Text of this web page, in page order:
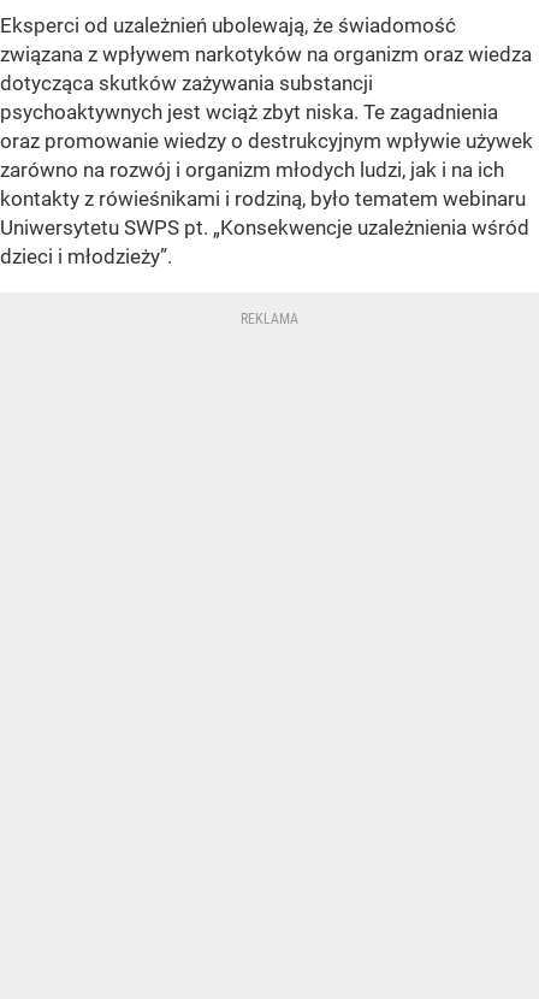
Eksperci od uzależnień ubolewają, że świadomość
związana z wpływem narkotyków na organizm oraz wiedza
dotycząca skutków zażywania substancji
psychoaktywnych jest wciąż zbyt niska. Te zagadnienia
oraz promowanie wiedzy o destrukcyjnym wpływie używek
zarówno na rozwój i organizm młodych ludzi, jak i na ich
kontakty z rówieśnikami i rodziną, było tematem webinaru
Uniwersytetu SWPS pt. „Konsekwencje uzależnienia wśród
dzieci i młodzieży”.